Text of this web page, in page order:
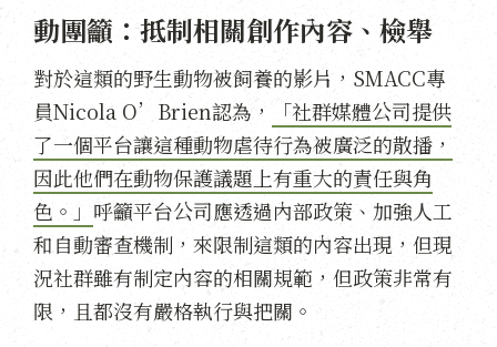
動團籲：抵制相關創作內容、檢舉
對於這類的野生動物被飼養的影片，SMACC專
員Nicola O’Brien認為，
「社群媒體公司提供
了一個平台讓這種動物虐待行為被廣泛的散播，
因此他們在動物保護議題上有重大的責任與角
色。」 呼籲平台公司應透過內部政策、加強人工
和自動審查機制，來限制這類的內容出現，但現
況社群雖有制定內容的相關規範，但政策非常有
限，且都沒有嚴格執行與把關。